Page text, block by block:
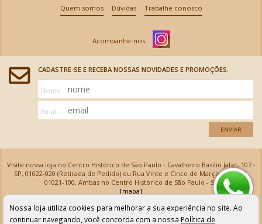
Quem somos Dúvidas Trabalhe conosco
CADASTRE-SE E RECEBA NOSSAS NOVIDADES E PROMOÇÕES.
Nome
Email
ENVIAR
Visite nossa loja no Centro Histórico de São Paulo - Cavalheiro Basílio Jafet, 107 -
SP, 01022-020 (Retirada de Pedido) ou Rua Vinte e Cinco de Março, 576 - SP,
01021-100, Ambas no Centro Histórico de São Paulo - SP
[mapa]
Armarinhos Santa Cecília Ltda | CNPJ: 61.069.639/0001-18
Os preços e as condições de pagamento apresentadas na loja virtual não valem para nossa loja física e
podem sofrer alterações sem aviso prévio. Vendas com cartão de crédito sujeitas a análise e
Nossa loja utiliza cookies para melhorar a sua experiência no site. Ao
continuar navegando, você concorda com a nossa Política de